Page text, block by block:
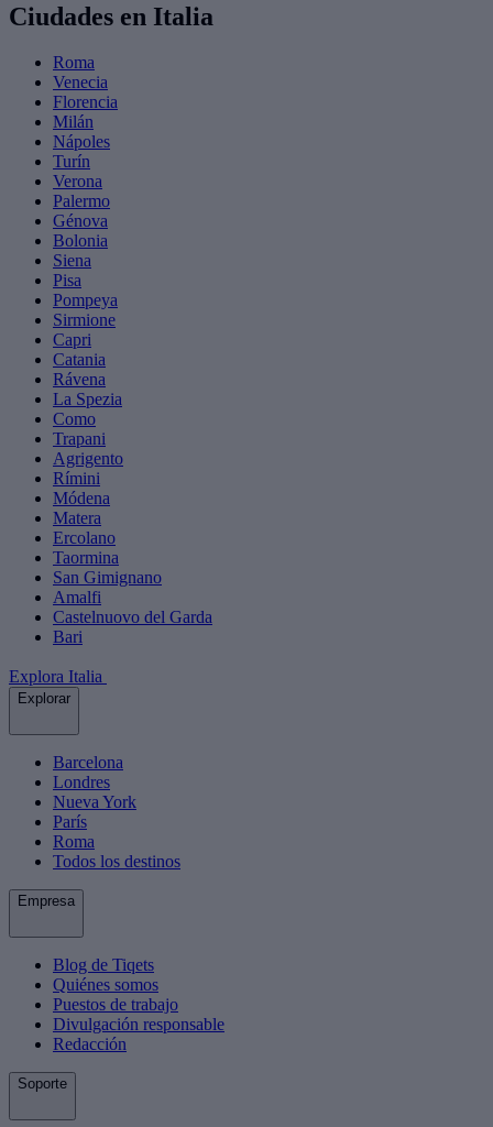
Ciudades en Italia
Roma
Venecia
Florencia
Milán
Nápoles
Turín
Verona
Palermo
Génova
Bolonia
Siena
Pisa
Pompeya
Sirmione
Capri
Catania
Rávena
La Spezia
Como
Trapani
Agrigento
Rímini
Módena
Matera
Ercolano
Taormina
San Gimignano
Amalfi
Castelnuovo del Garda
Bari
Explora Italia
Explorar
Barcelona
Londres
Nueva York
París
Roma
Todos los destinos
Empresa
Blog de Tiqets
Quiénes somos
Puestos de trabajo
Divulgación responsable
Redacción
Soporte